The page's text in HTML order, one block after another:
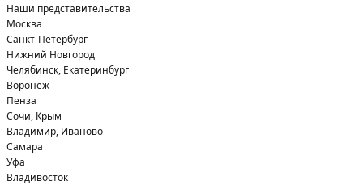
Наши представительства
Москва
Санкт-Петербург
Нижний Новгород
Челябинск, Екатеринбург
Воронеж
Пенза
Сочи, Крым
Владимир, Иваново
Самара
Уфа
Владивосток